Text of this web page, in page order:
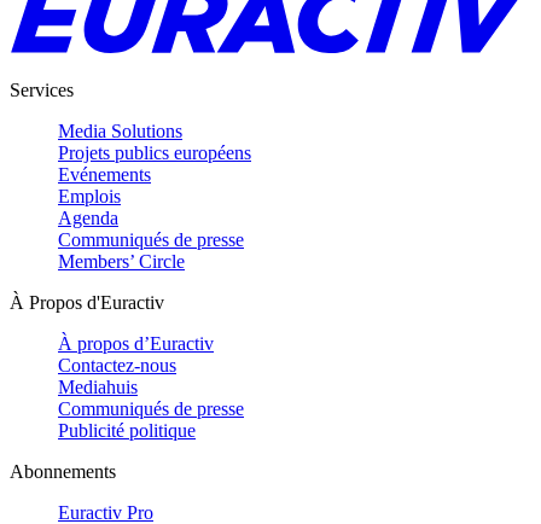
Services
Media Solutions
Projets publics européens
Evénements
Emplois
Agenda
Communiqués de presse
Members’ Circle
À Propos d'Euractiv
À propos d’Euractiv
Contactez-nous
Mediahuis
Communiqués de presse
Publicité politique
Abonnements
Euractiv Pro